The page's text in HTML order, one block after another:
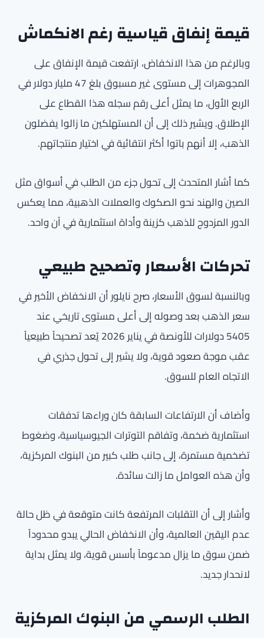
قيمة إنفاق قياسية رغم الانكماش
وبالرغم من هذا الانخفاض، ارتفعت قيمة الإنفاق على
المجوهرات إلى مستوى غير مسبوق بلغ 47 مليار دولار في
الربع الأول، ما يمثل أعلى رقم سجله هذا القطاع على
الإطلاق. ويشير ذلك إلى أن المستهلكين ما زالوا يفضلون
الذهب، إلا أنهم باتوا أكثر انتقائية في اختيار منتجاتهم.
كما أشار المتحدث إلى تحول جزء من الطلب في أسواق مثل
الصين والهند نحو الصكوك والعملات الذهبية، مما يعكس
الدور المزدوج للذهب كزينة وأداة استثمارية في آن واحد.
تحركات الأسعار وتصحيح طبيعي
وبالنسبة لسوق الأسعار، صرح نايلور أن الانخفاض الأخير في
سعر الذهب بعد وصوله إلى أعلى مستوى تاريخي عند
5405 دولارات للأونصة في يناير 2026 يُعد تصحيحاً طبيعياً
عقب موجة صعود قوية، ولا يشير إلى تحول جذري في
الاتجاه العام للسوق.
وأضاف أن الارتفاعات السابقة كان وراءها تدفقات
استثمارية ضخمة، وتفاقم التوترات الجيوسياسية، وضغوط
تضخمية مستمرة، إلى جانب طلب كبير من البنوك المركزية،
وأن هذه العوامل ما زالت سائدة.
وأشار إلى أن التقلبات المرتفعة كانت متوقعة في ظل حالة
عدم اليقين العالمية، وأن الانخفاض الحالي يبدو محدوداً
ضمن سوق ما يزال مدعوماً بأسس قوية، ولا يمثل بداية
لانحدار جديد.
الطلب الرسمي من البنوك المركزية